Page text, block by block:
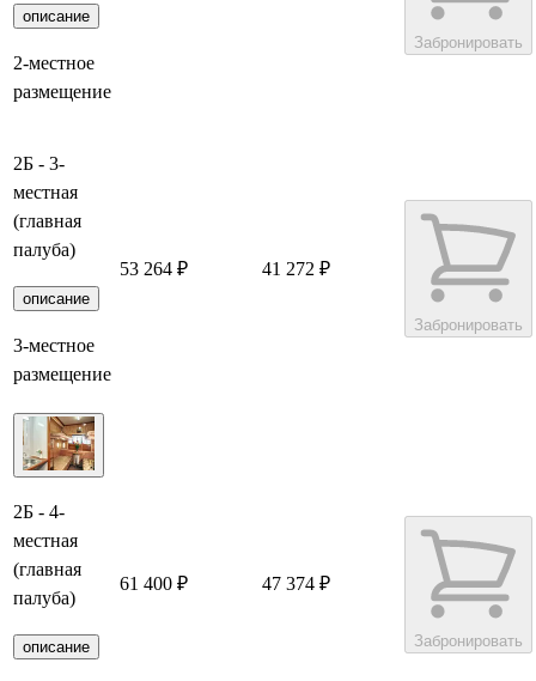
описание
2-местное
размещение
Забронировать
2Б - 3-
местная
(главная
палуба)
описание
3-местное
размещение
53 264 ₽ 41 272 ₽
Забронировать
2Б - 4-
местная
(главная
палуба)
описание
61 400 ₽ 47 374 ₽
Забронировать